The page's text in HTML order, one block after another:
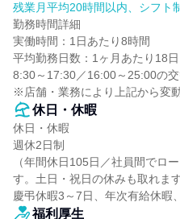
残業月平均20時間以内、シフト
勤務時間詳細
実働時間：1日あたり8時間
平均勤務日数：1ヶ月あたり18
8:30～17:30／16:00～25:00の交
※店舗・業務により上記から変
休日・休暇
休日・休暇
週休2日制
（年間休日105日／社員間でロ
す。土日・祝日の休みも取れます
慶弔休暇3～7日、年次有給休暇
福利厚生